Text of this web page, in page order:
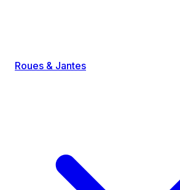
Roues & Jantes